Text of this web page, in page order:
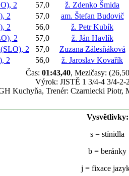
2 57,0 ž. Zdenko Šmida
2 57,0 am. Štefan Budovič
2 56,0 ž. Petr Kubík
2 57,0 ž. Ján Havlík
2 57,0 Zuzana Zálesňáková
2 56,0 ž. Jaroslav Kovařík
Čas: 01:43,40, Mezičasy:
Výrok: JISTĚ 1 3/4-4 3/4-2-
Kuchyňa, Trenér: Czarniecki Piotr,
Vysvětlivky:
s = stínidla
b = beránky
j = fixace